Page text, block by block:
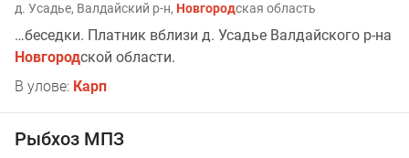
д. Усадье, Валдайский р-н, Новгородская область
…беседки. Платник вблизи д. Усадье Валдайского р-на
Новгородской области.
В улове: Карп
Рыбхоз МПЗ